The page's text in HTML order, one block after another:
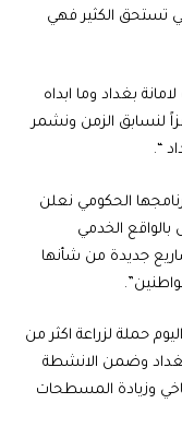
تستحق الكثير فهي
بغداد وما ابداه
لنسابق الزمن ونشمر
“.
الحكومي نعلن
بالواقع الخدمي
جديدة من شأنها
حملة لزراعة اكثر من
وضمن الانشطة
وزيادة المسطحات